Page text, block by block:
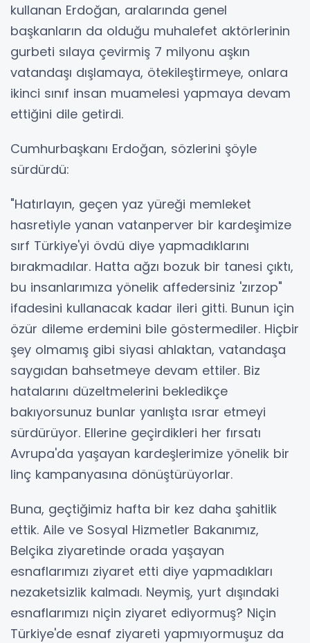
kullanan Erdoğan, aralarında genel
başkanların da olduğu muhalefet aktörlerinin
gurbeti sılaya çevirmiş 7 milyonu aşkın
vatandaşı dışlamaya, ötekileştirmeye, onlara
ikinci sınıf insan muamelesi yapmaya devam
ettiğini dile getirdi.
Cumhurbaşkanı Erdoğan, sözlerini şöyle
sürdürdü:
"Hatırlayın, geçen yaz yüreği memleket
hasretiyle yanan vatanperver bir kardeşimize
sırf Türkiye'yi övdü diye yapmadıklarını
bırakmadılar. Hatta ağzı bozuk bir tanesi çıktı,
bu insanlarımıza yönelik affedersiniz 'zırzop"
ifadesini kullanacak kadar ileri gitti. Bunun için
özür dileme erdemini bile göstermediler. Hiçbir
şey olmamış gibi siyasi ahlaktan, vatandaşa
saygıdan bahsetmeye devam ettiler. Biz
hatalarını düzeltmelerini bekledikçe
bakıyorsunuz bunlar yanlışta ısrar etmeyi
sürdürüyor. Ellerine geçirdikleri her fırsatı
Avrupa'da yaşayan kardeşlerimize yönelik bir
linç kampanyasına dönüştürüyorlar.
Buna, geçtiğimiz hafta bir kez daha şahitlik
ettik. Aile ve Sosyal Hizmetler Bakanımız,
Belçika ziyaretinde orada yaşayan
esnaflarımızı ziyaret etti diye yapmadıkları
nezaketsizlik kalmadı. Neymiş, yurt dışındaki
esnaflarımızı niçin ziyaret ediyormuş? Niçin
Türkiye'de esnaf ziyareti yapmıyormuşuz da